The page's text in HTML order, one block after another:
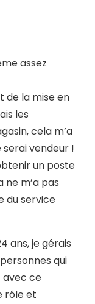
assez
de la mise en
les
cela m’a
serai vendeur !
un poste
ne m’a pas
du service
ans, je gérais
qui
avec ce
rôle et